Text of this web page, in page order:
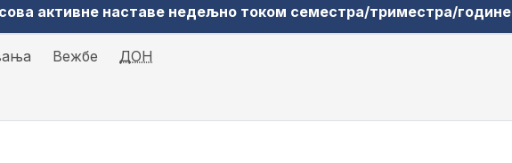
активне наставе недељно током семестра/триместра/године
Вежбе ДОН